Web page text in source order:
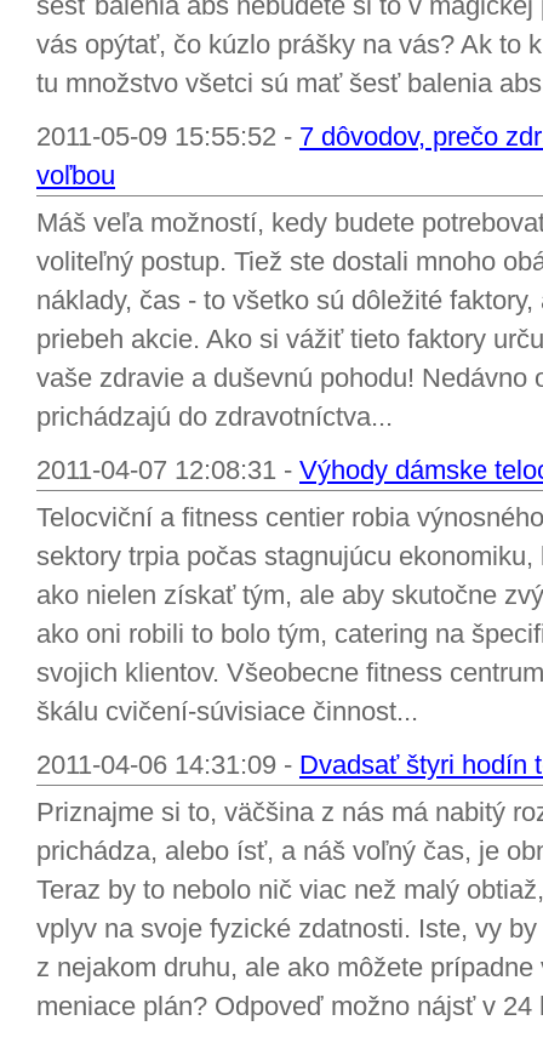
vás opýtať, čo kúzlo prášky na vás? Ak to
tu množstvo všetci sú mať šesť balenia
2011-05-09 15:55:52 - 7 dôvodov, prečo
voľbou
Máš veľa možností, kedy budete
voliteľný postup. Tiež ste dostali mnoho
náklady, čas - to všetko sú dôležité
priebeh akcie. Ako si vážiť tieto faktory
vaše zdravie a duševnú pohodu! Nedávno
prichádzajú do zdravotníctva...
2011-04-07 12:08:31 - Výhody dámske
Telocviční a fitness centier robia
sektory trpia počas stagnujúcu
ako nielen získať tým, ale aby skutočne
ako oni robili to bolo tým, catering na
svojich klientov. Všeobecne fitness
škálu cvičení-súvisiace činnost...
2011-04-06 14:31:09 - Dvadsať štyri hodín
Priznajme si to, väčšina z nás má nabitý
prichádza, alebo ísť, a náš voľný čas, je
Teraz by to nebolo nič viac než malý
vplyv na svoje fyzické zdatnosti. Iste, vy
z nejakom druhu, ale ako môžete
meniace plán? Odpoveď možno nájsť v 24